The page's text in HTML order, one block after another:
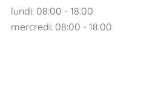
lundi: 08:00 - 18:00
mercredi: 08:00 - 18:00